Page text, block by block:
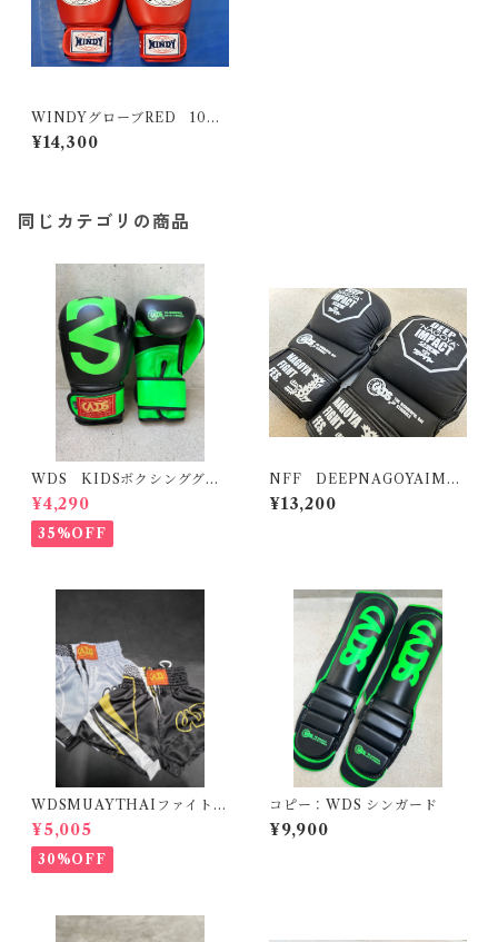
WINDYグローブRED 10O
Z
¥14,300
同じカテゴリの商品
WDS KIDSボクシンググロ
ーブ M
¥4,290
35%OFF
NFF DEEPNAGOYAIMP
ACT公武堂ファイト公式
グラップリンググローブ
¥13,200
WDSMUAYTHAIファイトシ
ョーツ２
¥5,005
30%OFF
コピー：WDS シンガード
¥9,900